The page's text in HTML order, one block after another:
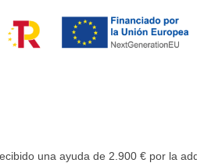
una ayuda de 2.900 € por la